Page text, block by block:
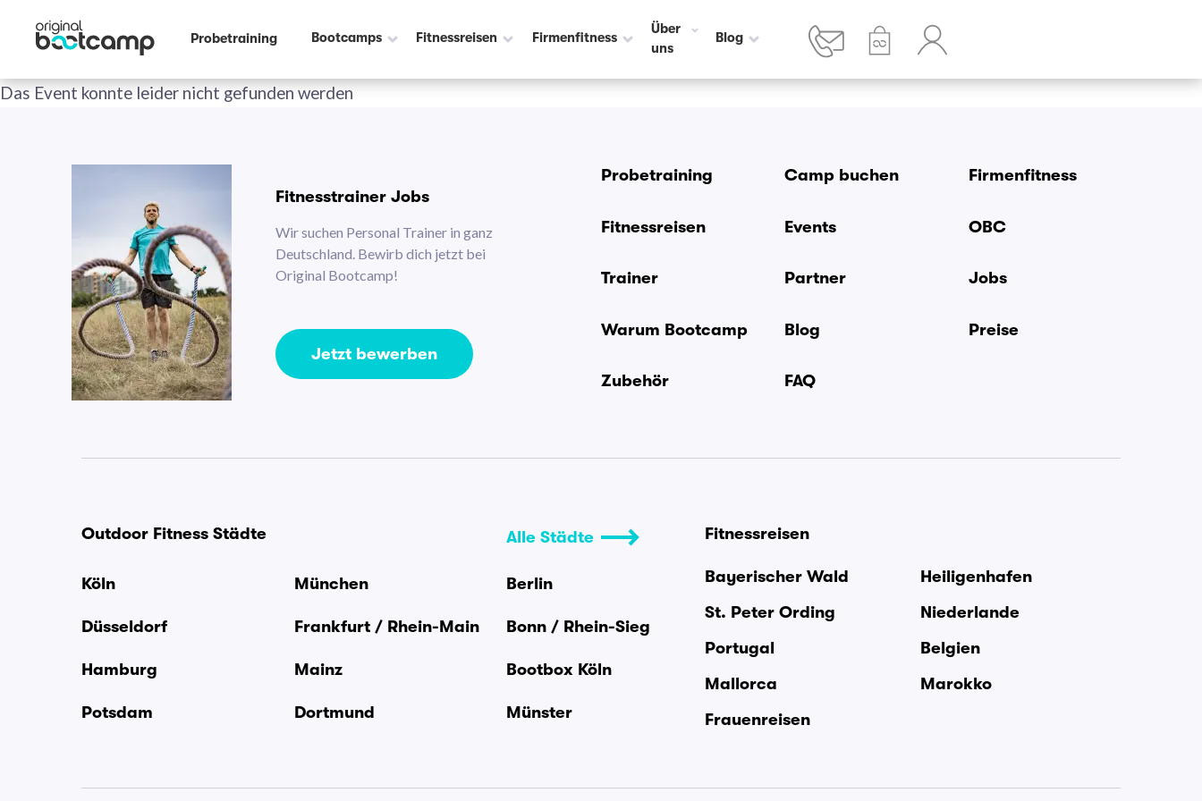
Probetraining Bootcamps Fitnessreisen Firmenfitness
Über
uns
Blog
Das Event konnte leider nicht gefunden werden
Fitnesstrainer Jobs
Wir suchen Personal Trainer in ganz
Deutschland. Bewirb dich jetzt bei
Original Bootcamp!
Jetzt bewerben
Probetraining Camp buchen Firmenfitness
Fitnessreisen Events OBC
Trainer Partner Jobs
Warum Bootcamp Blog Preise
Zubehör FAQ
Outdoor Fitness Städte Alle Städte
Köln München Berlin
Düsseldorf Frankfurt / Rhein-Main Bonn / Rhein-Sieg
Hamburg Mainz Bootbox Köln
Potsdam Dortmund Münster
Fitnessreisen
Bayerischer Wald
Heiligenhafen
St. Peter Ording
Niederlande
Portugal
Belgien
Mallorca
Marokko
Frauenreisen